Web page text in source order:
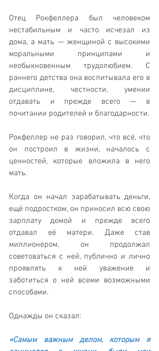
Отец Рокфеллера был человеком
нестабильным и часто исчезал из
дома, а мать — женщиной с высокими
моральными принципами и
необыкновенным трудолюбием. С
раннего детства она воспитывала его в
дисциплине, честности, умении
отдавать и прежде всего — в
почитании родителей и благодарности.
Рокфеллер не раз говорил, что всё, что
он построил в жизни, началось с
ценностей, которые вложила в него
мать.
Когда он начал зарабатывать деньги,
ещё подростком, он приносил всю свою
зарплату домой и прежде всего
отдавал её матери. Даже став
миллионером, он продолжал
советоваться с ней, публично и лично
проявлять к ней уважение и
заботиться о ней всеми возможными
способами.
Однажды он сказал:
«Самым важным делом, которым я